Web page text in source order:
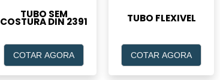
TUBO SEM
COSTURA DIN 2391
COTAR AGORA
TUBO FLEXIVEL
COTAR AGORA